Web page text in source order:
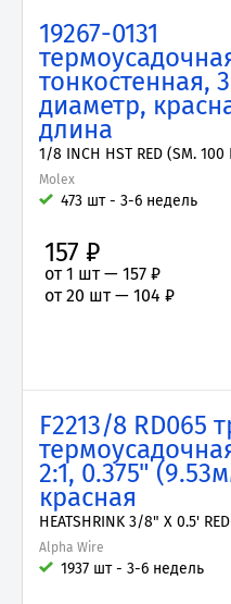
19267-0131
тонкостенная,
диаметр,
длина
1/8 INCH HST RED (SM. 100
Molex
473 шт - 3-6 недель
157 ₽
от 1 шт — 157 ₽
от 20 шт — 104 ₽
F2213/8 RD065
2:1, 0.375"
красная
HEATSHRINK 3/8" X 0.5' RED
Alpha Wire
1937 шт - 3-6 недель